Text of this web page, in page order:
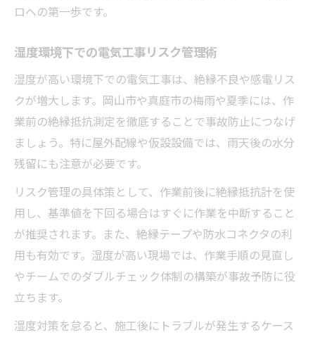
ロへの第一歩です。
湿度環境下での電気工事リスク管理術
湿度が高い環境下での電気工事は、絶縁不良や感電リス
クが増大します。岡山市や真庭市の梅雨や夏季には、作
業前の絶縁抵抗測定を徹底することで事故防止につなげ
ましょう。特に屋外配線や仮設設備では、雨天後の水分
残留にも注意が必要です。
リスク管理の具体策として、作業前後に絶縁抵抗計を使
用し、基準値を下回る場合はすぐに作業を中断すること
が推奨されます。また、絶縁テープや防水コネクタの利
用も有効です。湿度が高い現場では、作業手順の見直し
やチームでのダブルチェック体制の構築が事故予防に役
立ちます。
湿度対策を怠ると、施工後にトラブルが発生するケース